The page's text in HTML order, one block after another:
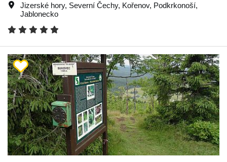
Jizerské hory, Severní Čechy, Kořenov, Podkrkonoší,
Jablonecko